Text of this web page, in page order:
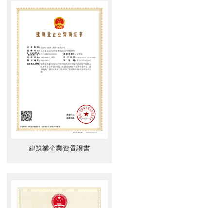
建筑業企業資質證書